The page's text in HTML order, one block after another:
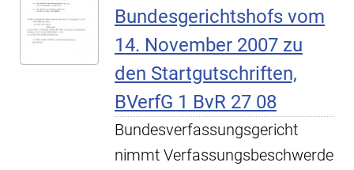
Bundesgerichtshofs vom
14. November 2007 zu
den Startgutschriften,
BVerfG 1 BvR 27 08
Bundesverfassungsgericht
nimmt Verfassungsbeschwerde